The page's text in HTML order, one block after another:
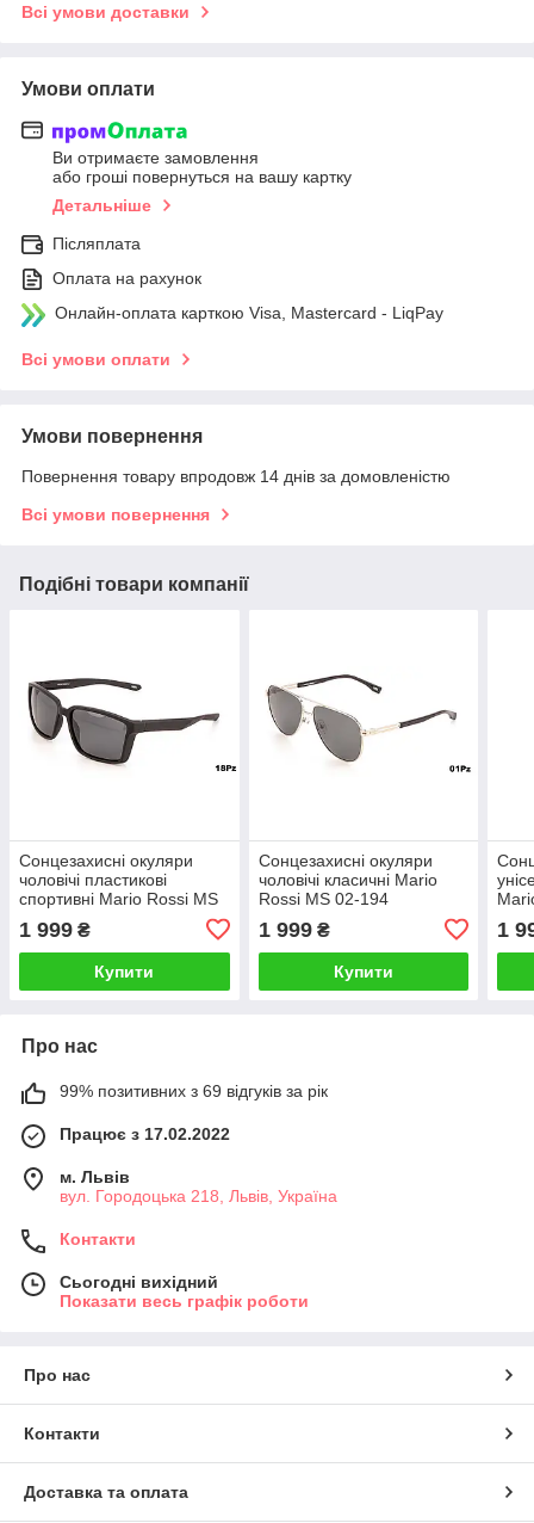
Всі умови доставки
Умови оплати
Ви отримаєте замовлення
або гроші повернуться на вашу картку
Детальніше
Післяплата
Оплата на рахунок
Онлайн-оплата карткою Visa, Mastercard - LiqPay
Всі умови оплати
Умови повернення
Повернення товару впродовж 14 днів за домовленістю
Всі умови повернення
Подібні товари компанії
Cонцезахисні окуляри
чоловічі пластикові
спортивні Mario Rossi MS
1 999 ₴
Купити
Cонцезахисні окуляри
чоловічі класичні Mario
Rossi MS 02-194
1 999₴
Купити
1
Про нас
99% позитивних з 69 відгуків за рік
Працює з 17.02.2022
м. Львів
вул. Городоцька 218, Львів, Україна
Контакти
Сьогодні вихідний
Показати весь графік роботи
Про нас
Контакти
Доставка та оплата